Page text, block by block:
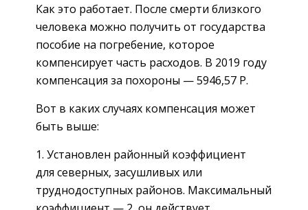
Как это работает. После смерти близкого
человека можно получить от государства
пособие на погребение, которое
компенсирует часть расходов. В 2019 году
компенсация за похороны — 5946,57 Р.
Вот в каких случаях компенсация может
быть выше:
Установлен районный коэффициент
для северных, засушливых или
труднодоступных районов. Максимальный